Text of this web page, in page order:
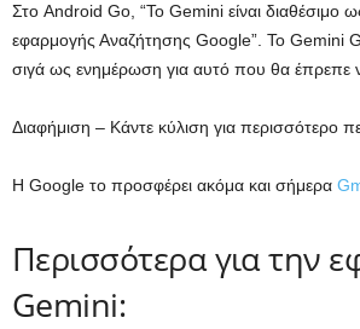
Στο Android Go, “Το Gemini είναι διαθέσιμο
εφαρμογής Αναζήτησης Google”. Το Gemini
σιγά ως ενημέρωση για αυτό που θα έπρεπε
Διαφήμιση – Κάντε κύλιση για περισσότερο
Η Google το προσφέρει ακόμα και σήμερα
Περισσότερα για την
Gemini: